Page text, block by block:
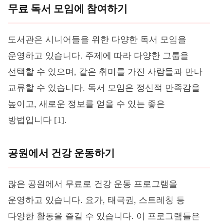
무료 독서 모임에 참여하기
도서관은 시니어들을 위한 다양한 독서 모임을
운영하고 있습니다. 주제에 따라 다양한 그룹을
선택할 수 있으며, 같은 취미를 가진 사람들과 만나
교류할 수 있습니다. 독서 모임은 정신적 만족감을
높이고, 새로운 정보를 얻을 수 있는 좋은
방법입니다 [1].
공원에서 건강 운동하기
많은 공원에서 무료로 건강 운동 프로그램을
운영하고 있습니다. 요가, 태극권, 스트레칭 등
다양한 활동을 즐길 수 있습니다. 이 프로그램들은